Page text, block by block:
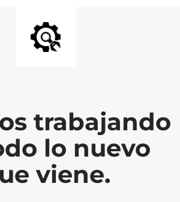
trabajando
lo nuevo
viene.